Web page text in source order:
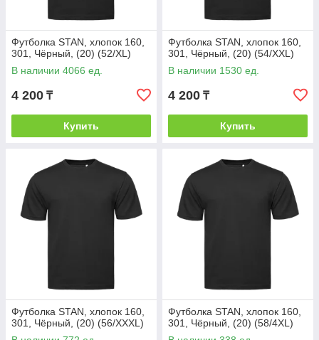
Футболка STAN, хлопок 160,
301, Чёрный, (20) (52/XL)
В наличии 4066 ед.
4 200 ₸
Купить
Футболка STAN, хлопок 160,
301, Чёрный, (20) (54/XXL)
В наличии 1530 ед.
4 200 ₸
Купить
Футболка STAN, хлопок 160,
301, Чёрный, (20) (56/XXXL)
Футболка STAN, хлопок 160,
301, Чёрный, (20) (58/4XL)